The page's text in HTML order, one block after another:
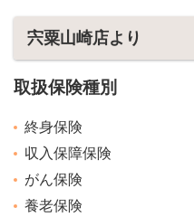
宍粟山崎店より
取扱保険種別
終身保険
収入保障保険
がん保険
養老保険